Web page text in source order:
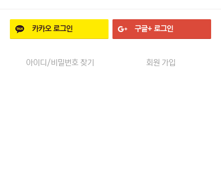
카카오로그인 구글+ 로그인
아이디/비밀번호 찾기 회원 가입